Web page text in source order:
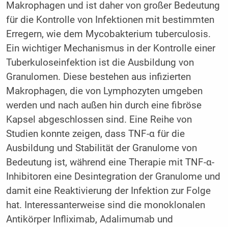
Makrophagen und ist daher von großer Bedeutung
für die Kontrolle von Infektionen mit bestimmten
Erregern, wie dem Mycobakterium tuberculosis.
Ein wichtiger Mechanismus in der Kontrolle einer
Tuberkuloseinfektion ist die Ausbildung von
Granulomen. Diese bestehen aus infizierten
Makrophagen, die von Lymphozyten umgeben
werden und nach außen hin durch eine fibröse
Kapsel abgeschlossen sind. Eine Reihe von
Studien konnte zeigen, dass TNF-α für die
Ausbildung und Stabilität der Granulome von
Bedeutung ist, während eine Therapie mit TNF-α-
Inhibitoren eine Desintegration der Granulome und
damit eine Reaktivierung der Infektion zur Folge
hat. Interessanterweise sind die monoklonalen
Antikörper Infliximab, Adalimumab und